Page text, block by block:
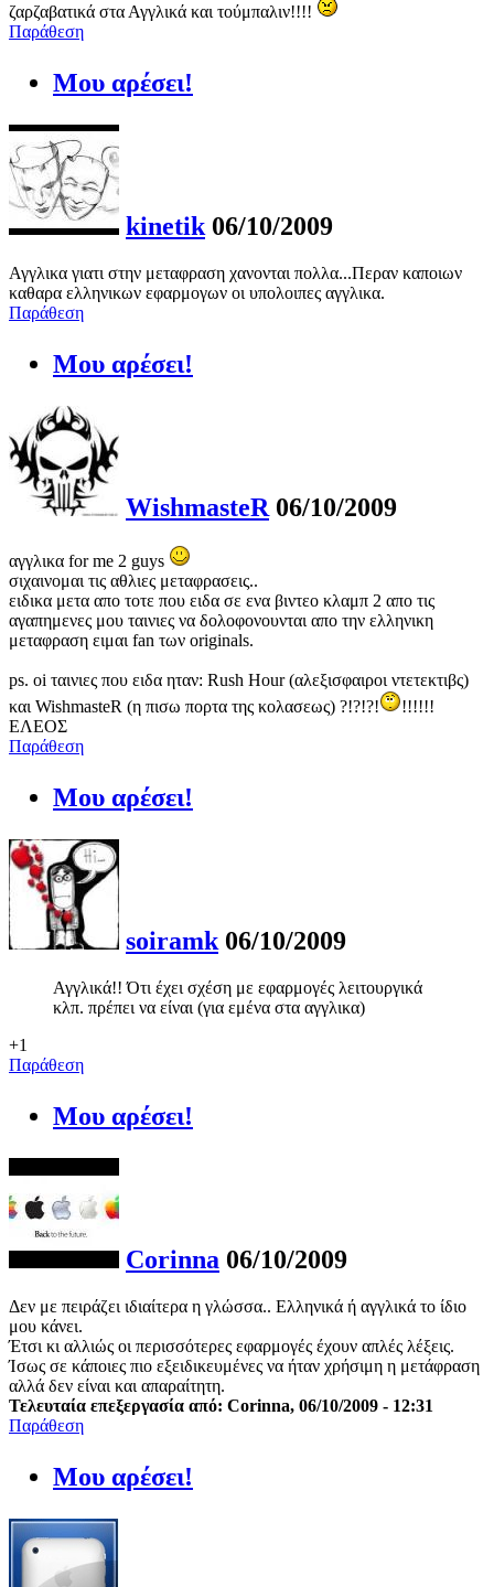
ζαρζαβατικά στα Αγγλικά και τούμπαλιν!!!!
Παράθεση
Μου αρέσει!
kinetik 06/10/2009
Αγγλικα γιατι στην μεταφραση χανονται πολλα...Περαν καποιων
καθαρα ελληνικων εφαρμογων οι υπολοιπες αγγλικα.
Παράθεση
Μου αρέσει!
WishmasteR 06/10/2009
αγγλικα for me 2 guys
σιχαινομαι τις αθλιες μεταφρασεις..
ειδικα μετα απο τοτε που ειδα σε ενα βιντεο κλαμπ 2 απο τις
αγαπημενες μου ταινιες να δολοφονουνται απο την ελληνικη
μεταφραση ειμαι fan των originals.
ps. oi ταινιες που ειδα ηταν: Rush Hour (αλεξισφαιροι ντετεκτιβς)
και WishmasteR (η πισω πορτα της κολασεως) ?!?!?!
!!!!!!
ΕΛΕΟΣ
Παράθεση
Μου αρέσει!
soiramk 06/10/2009
Αγγλικά!! Ότι έχει σχέση με εφαρμογές λειτουργικά
κλπ. πρέπει να είναι (για εμένα στα αγγλικα)
+1
Παράθεση
Μου αρέσει!
Corinna 06/10/2009
Δεν με πειράζει ιδιαίτερα η γλώσσα.. Ελληνικά ή αγγλικά το ίδιο
μου κάνει.
Έτσι κι αλλιώς οι περισσότερες εφαρμογές έχουν απλές λέξεις.
Ίσως σε κάποιες πιο εξειδικευμένες να ήταν χρήσιμη η μετάφραση
αλλά δεν είναι και απαραίτητη.
Τελευταία επεξεργασία από: Corinna, 06/10/2009 - 12:31
Παράθεση
Μου αρέσει!